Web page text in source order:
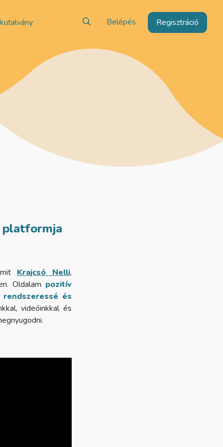
Belépés Regisztráció
platformja
Krajcsó Nelli,
Oldalam pozitív
és
videóinkkal és